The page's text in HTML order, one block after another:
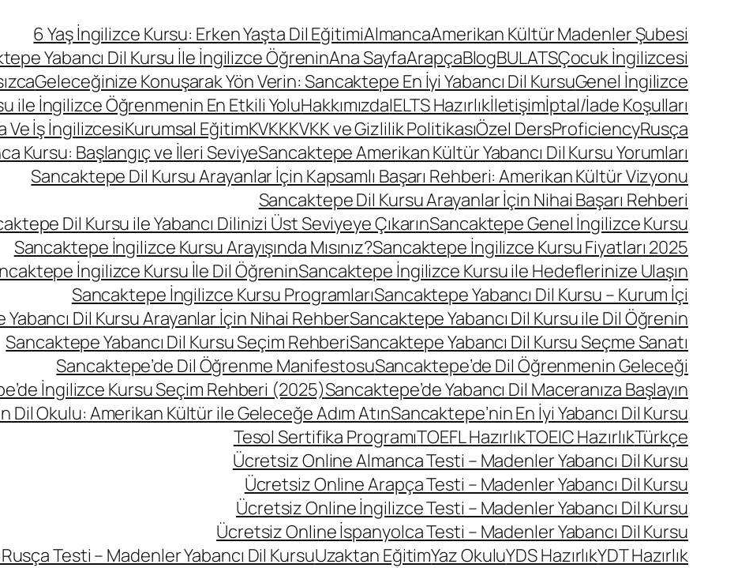
6 Yaş İngilizce Kursu: Erken Yaşta Dil EğitimiAlmancaAmerikan Kültür Madenler Şubesi
Yabancı Dil Kursu İle İngilizce ÖğreninAna SayfaArapçaBlogBULATSÇocuk İngilizcesi
Geleceğinize Konuşarak Yön Verin: Sancaktepe En İyi Yabancı Dil KursuGenel İngilizce
ile İngilizce Öğrenmenin En Etkili YoluHakkımızdaIELTS Hazırlıkİletişimİptal/İade Koşulları
Ve İş İngilizcesiKurumsal EğitimKVKKKVKK ve Gizlilik PolitikasıÖzel DersProficiencyRusça
Kursu: Başlangıç ve İleri SeviyeSancaktepe Amerikan Kültür Yabancı Dil Kursu Yorumları
Sancaktepe Dil Kursu Arayanlar İçin Kapsamlı Başarı Rehberi: Amerikan Kültür Vizyonu
Sancaktepe Dil Kursu Arayanlar İçin Nihai Başarı Rehberi
Dil Kursu ile Yabancı Dilinizi Üst Seviyeye ÇıkarınSancaktepe Genel İngilizce Kursu
Sancaktepe İngilizce Kursu Arayışında Mısınız?Sancaktepe İngilizce Kursu Fiyatları 2025
İngilizce Kursu İle Dil ÖğreninSancaktepe İngilizce Kursu ile Hedeflerinize Ulaşın
Sancaktepe İngilizce Kursu ProgramlarıSancaktepe Yabancı Dil Kursu – Kurum İçi
Dil Kursu Arayanlar İçin Nihai RehberSancaktepe Yabancı Dil Kursu ile Dil Öğrenin
Sancaktepe Yabancı Dil Kursu Seçim RehberiSancaktepe Yabancı Dil Kursu Seçme Sanatı
Sancaktepe’de Dil Öğrenme ManifestosuSancaktepe’de Dil Öğrenmenin Geleceği
İngilizce Kursu Seçim Rehberi (2025)Sancaktepe’de Yabancı Dil Maceranıza Başlayın
Dil Okulu: Amerikan Kültür ile Geleceğe Adım AtınSancaktepe’nin En İyi Yabancı Dil Kursu
Tesol Sertifika ProgramıTOEFL HazırlıkTOEIC HazırlıkTürkçe
Ücretsiz Online Almanca Testi – Madenler Yabancı Dil Kursu
Ücretsiz Online Arapça Testi – Madenler Yabancı Dil Kursu
Ücretsiz Online İngilizce Testi – Madenler Yabancı Dil Kursu
Ücretsiz Online İspanyolca Testi – Madenler Yabancı Dil Kursu
Testi – Madenler Yabancı Dil KursuUzaktan EğitimYaz OkuluYDS HazırlıkYDT Hazırlık